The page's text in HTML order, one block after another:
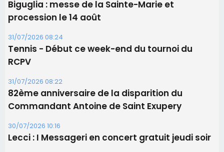
Biguglia : messe de la Sainte-Marie et
procession le 14 août
31/07/2026 08:24
Tennis - Début ce week-end du tournoi du
RCPV
31/07/2026 08:22
82ème anniversaire de la disparition du
Commandant Antoine de Saint Exupery
30/07/2026 10:16
Lecci : I Messageri en concert gratuit jeudi soir